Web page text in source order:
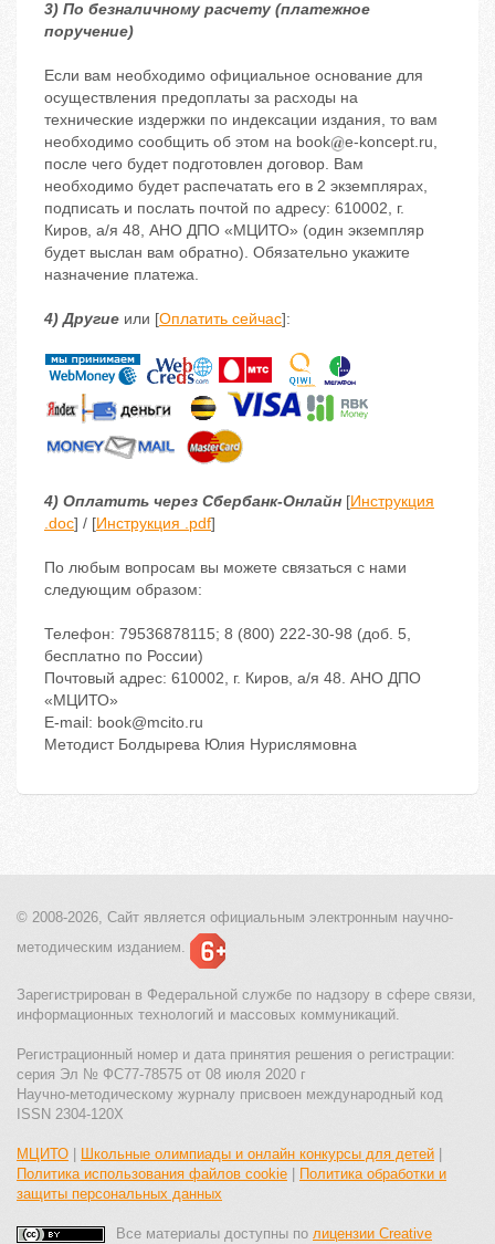
3) По безналичному расчету (платежное
поручение)
Если вам необходимо официальное основание для
осуществления предоплаты за расходы на
технические издержки по индексации издания, то вам
необходимо сообщить об этом на book
e-koncept.ru,
после чего будет подготовлен договор. Вам
необходимо будет распечатать его в 2 экземплярах,
подписать и послать почтой по адресу: 610002, г.
Киров, а/я 48, АНО ДПО «МЦИТО» (один экземпляр
будет выслан вам обратно). Обязательно укажите
назначение платежа.
4) Другие или [Оплатить сейчас]:
4) Оплатить через Сбербанк-Онлайн [Инструкция
.doc] / [Инструкция .pdf]
По любым вопросам вы можете связаться с нами
следующим образом:
Телефон: 79536878115; 8 (800) 222-30-98 (доб. 5,
бесплатно по России)
Почтовый адрес: 610002, г. Киров, а/я 48. АНО ДПО
«МЦИТО»
Е-mail: book@mcito.ru
Методист Болдырева Юлия Нурислямовна
© 2008-2026, Сайт является официальным электронным научно-
методическим изданием.
Зарегистрирован в Федеральной службе по надзору в сфере связи,
информационных технологий и массовых коммуникаций.
Регистрационный номер и дата принятия решения о регистрации:
серия Эл № ФС77-78575 от 08 июля 2020 г
Научно-методическому журналу присвоен международный код
ISSN 2304-120X
МЦИТО Школьные олимпиады и онлайн конкурсы для детей
Политика использования файлов cookie
Политика обработки и
защиты персональных данных
Все материалы доступны по лицензии Creative